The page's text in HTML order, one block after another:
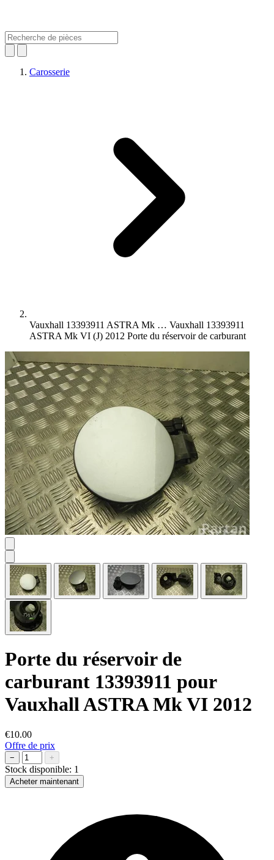
Carosserie
Vauxhall 13393911 ASTRA Mk … Vauxhall 13393911
ASTRA Mk VI (J) 2012 Porte du réservoir de carburant
Porte du réservoir de
carburant 13393911 pour
Vauxhall ASTRA Mk VI 2012
€10.00
Offre de prix
− +
Stock disponible: 1
Acheter maintenant